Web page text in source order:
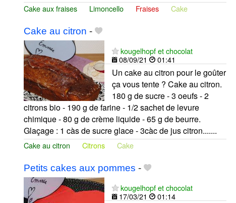
Cake aux fraises Limoncello Fraises Cake
Cake au citron -
kougelhopf et chocolat
08/09/21
01:41
Un cake au citron pour le goûter
ça vous tente ? Cake au citron.
180 g de sucre - 3 oeufs - 2
citrons bio - 190 g de farine - 1/2 sachet de levure
chimique - 80 g de crème liquide - 65 g de beurre.
Glaçage : 1 càs de sucre glace - 3càc de jus citron.......
Cake au citron Citrons Cake
Petits cakes aux pommes -
kougelhopf et chocolat
17/03/21
01:14